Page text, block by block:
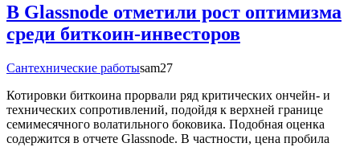
В Glassnode отметили рост оптимизма
среди биткоин-инвесторов
Сантехнические работыsam27
Котировки биткоина прорвали ряд критических ончейн- и
технических сопротивлений, подойдя к верхней границе
семимесячного волатильного боковика. Подобная оценка
содержится в отчете Glassnode. В частности, цена пробила